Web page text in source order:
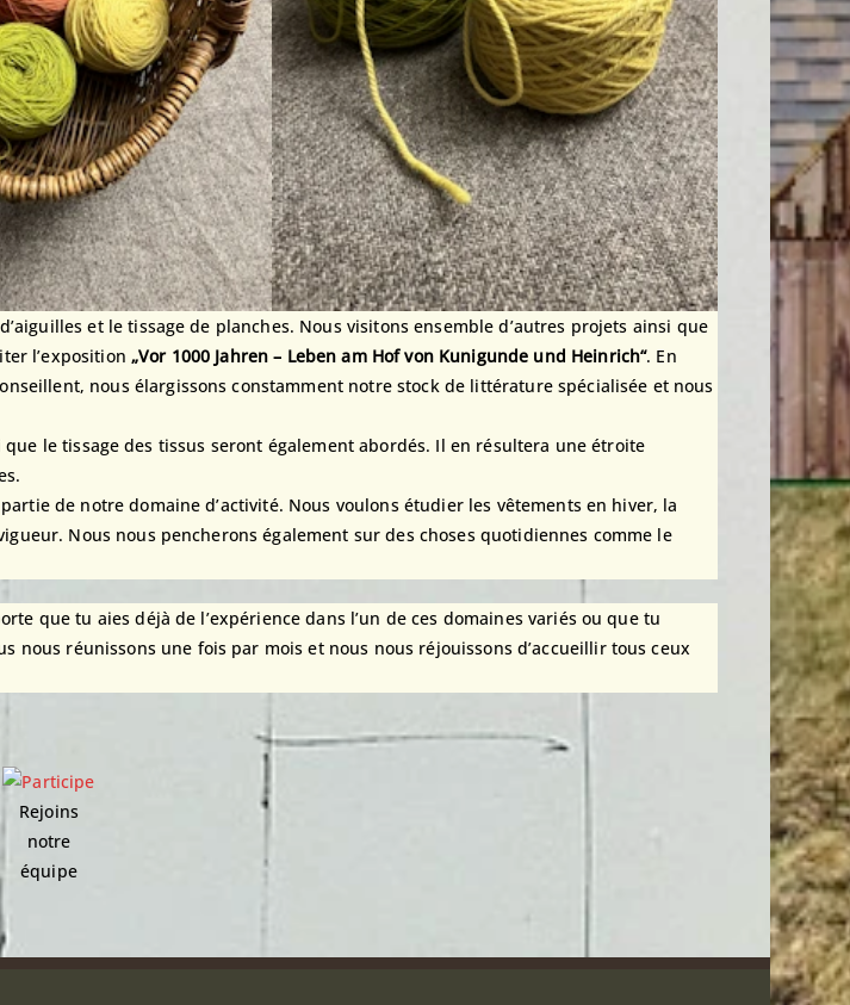
et le tissage de planches. Nous visitons ensemble d’autres projets ainsi que
l’exposition „Vor 1000 Jahren – Leben am Hof von Kunigunde und Heinrich“. En
nous élargissons constamment notre stock de littérature spécialisée et nous
le tissage des tissus seront également abordés. Il en résultera une étroite
de notre domaine d’activité. Nous voulons étudier les vêtements en hiver, la
Nous nous pencherons également sur des choses quotidiennes comme le
que tu aies déjà de l’expérience dans l’un de ces domaines variés ou que tu
nous réunissons une fois par mois et nous nous réjouissons d’accueillir tous ceux
Rejoins
notre
équipe